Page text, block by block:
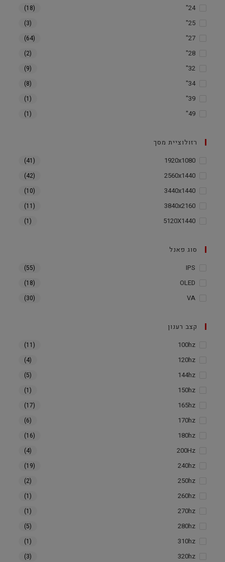
24"
(18)
25"
(3)
27"
(64)
28"
(2)
32"
(9)
34"
(8)
39"
(1)
49"
(1)
רזולוציית מסך
1920x1080
(41)
2560x1440
(42)
3440x1440
(10)
3840x2160
(11)
5120X1440
(1)
סוג פאנל
IPS
(55)
OLED
(18)
VA
(30)
קצב רענון
100hz
(11)
120hz
(4)
144hz
(5)
150hz
(1)
165hz
(17)
170hz
(6)
180hz
(16)
200Hz
(4)
240hz
(19)
250hz
(2)
260hz
(1)
270hz
(1)
280hz
(5)
310hz
(1)
320hz
(3)